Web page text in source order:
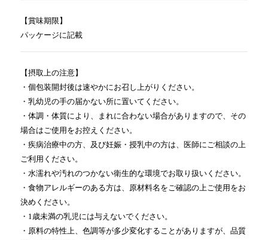
【賞味期限】
パッケージに記載
【摂取上の注意】
・個包装開封後は速やかにお召し上がりください。
・乳幼児の手の届かない所に置いてください。
・体調・体質により、まれに合わない場合がありますので、その
場合はご使用をお控えください。
・疾病治療中の方、及び妊娠・授乳中の方は、医師にご相談の上
ご利用ください。
・水濡れや汚れのつかない衛生的な環境でお取り扱いください。
・食物アレルギーのある方は、原材料名をご確認の上ご使用をお
決めください。
・1歳未満の乳児には与えないでください。
・原料の特性上、色調等が多少変化することがありますが、品質